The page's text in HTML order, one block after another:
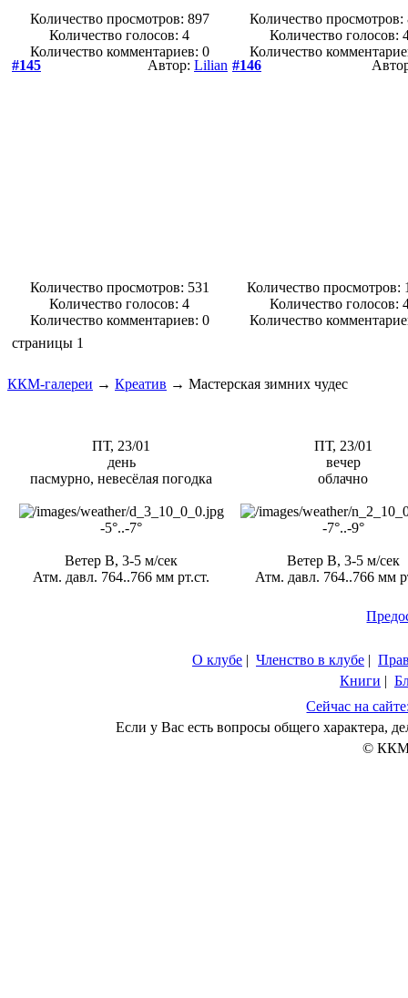
Количество просмотров: 897
Количество голосов:4
Количество комментариев: 0
Количество просмотров:
Количество голосов:
Количество
#145
Автор: Lilian
Количество просмотров: 531
Количество голосов:4
Количество комментариев: 0
#146
Количество просмотров:
Количество голосов:
Количество
страницы 1
ККМ-галереи → Креатив → Мастерская зимних чудес
ПТ, 23/01
день
пасмурно, невесёлая погодка
-5°..-7°
Ветер В, 3-5 м/сек
Атм. давл. 764..766 мм рт.ст.
ПТ, 23/01
вечер
облачно
-7°..-9°
Ветер В, 3-5 м/сек
Атм. давл. 764..766 мм
О клубе | Членство в клубе |
Книги |
Сейчас на
Если у Вас есть вопросы общего характера,
© ККМ